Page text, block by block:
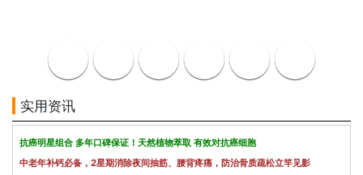
实用资讯
抗癌明星组合 多年口碑保证！天然植物萃取 有效对抗癌细胞
中老年补钙必备，2星期消除夜间抽筋、腰背疼痛，防治骨质疏松立竿见影